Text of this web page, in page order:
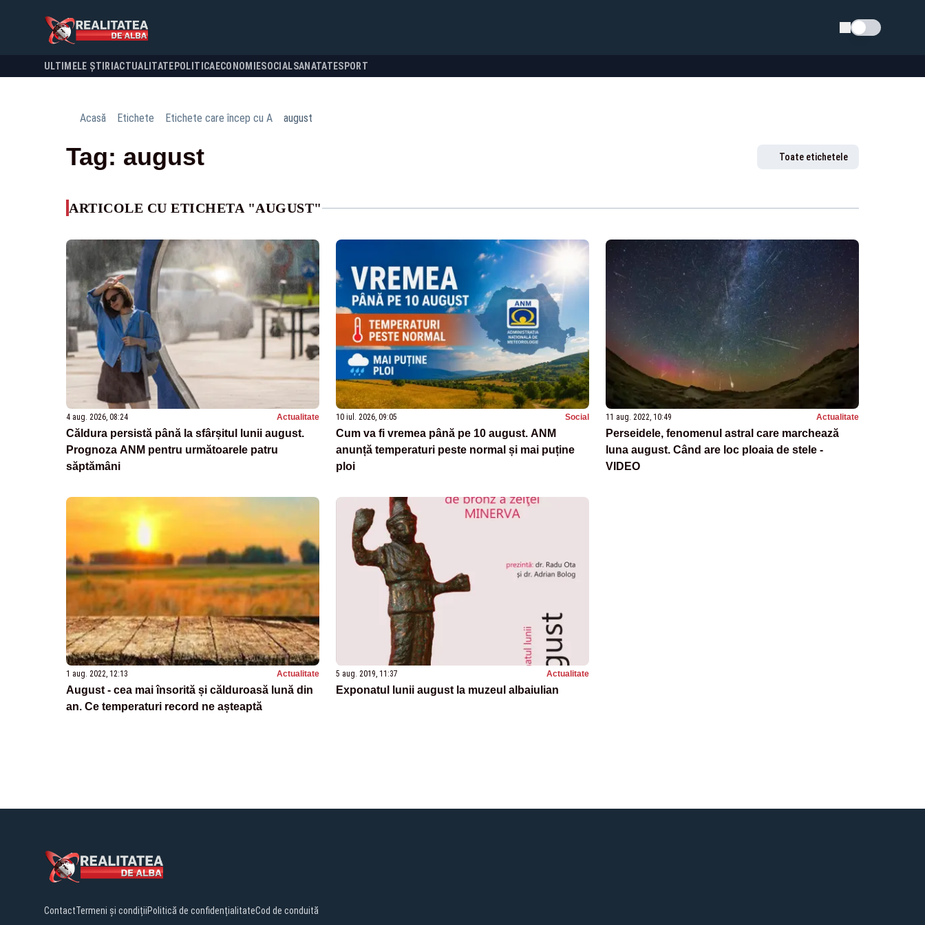
Schimba tema
ULTIMELE ȘTIRI ACTUALITATE POLITICA ECONOMIESOCIALSANATATESPORT
Acasă Etichete Etichete care încep cu A august
Tag: august Toate etichetele
ARTICOLE CU ETICHETA "AUGUST"
4 aug. 2026, 08:24 Actualitate
Căldura persistă până la sfârșitul lunii august.
Prognoza ANM pentru următoarele patru
săptămâni
10 iul. 2026, 09:05 Social
Cum va fi vremea până pe 10 august. ANM
anunță temperaturi peste normal și mai puține
ploi
11 aug. 2022, 10:49 Actualitate
Perseidele, fenomenul astral care marchează
luna august. Când are loc ploaia de stele -
VIDEO
1 aug. 2022, 12:13 Actualitate
August - cea mai însorită și călduroasă lună din
an. Ce temperaturi record ne așteaptă
5 aug. 2019, 11:37 Actualitate
Exponatul lunii august la muzeul albaiulian
ContactTermeni și condițiiPolitică de confidențialitateCod de conduită